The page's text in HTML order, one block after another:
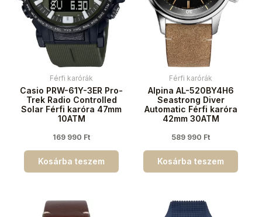
Férfi karórák
Casio PRW-61Y-3ER Pro-
Trek Radio Controlled
Solar Férfi karóra 47mm
10ATM
169 990 Ft
Kosárba teszem
Férfi karórák
Alpina AL-520BY4H6
Seastrong Diver
Automatic Férfi karóra
42mm 30ATM
589 990 Ft
Kosárba teszem